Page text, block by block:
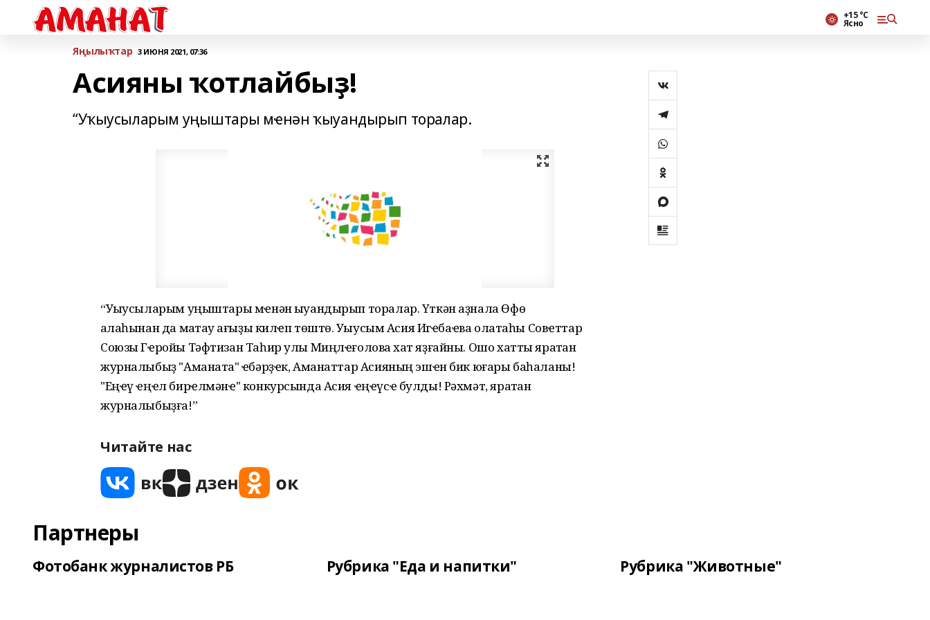
+15 °С
Ясно
Яңылыҡтар 3 ИЮНЯ 2021, 07:36
Асияны ҡотлайбыҙ!
“Уҡыусыларым уңыштары мҽнән ҡыуандырып торалар.
“Уҡыусыларым уңыштары мҽнән ҡыуандырып торалар. Үткән аҙнала Өфө
ҡалаһынан да маҡтау ҡағыҙы килҽп төштө. Уҡыусым Асия Игҽбаҽва олатаһы Совҽттар
Союзы Гҽройы Тәфтизан Таһир улы Миңлҽғоловҡа хат яҙғайны. Ошо хатты яратҡан
журналыбыҙ "Аманатҡа" ҽбәрҙҽк, Аманаттар Асияның эшҽн бик юғары баһаланы!
"Еңҽү ҽңҽл бирҽлмәнҽ" конкурсында Асия ҽңҽүсҽ булды! Рәхмәт, яратҡан
журналыбыҙға!”
Читайте нас
Партнеры
Фотобанк журналистов РБ Рубрика "Еда и напитки" Рубрика "Животные"